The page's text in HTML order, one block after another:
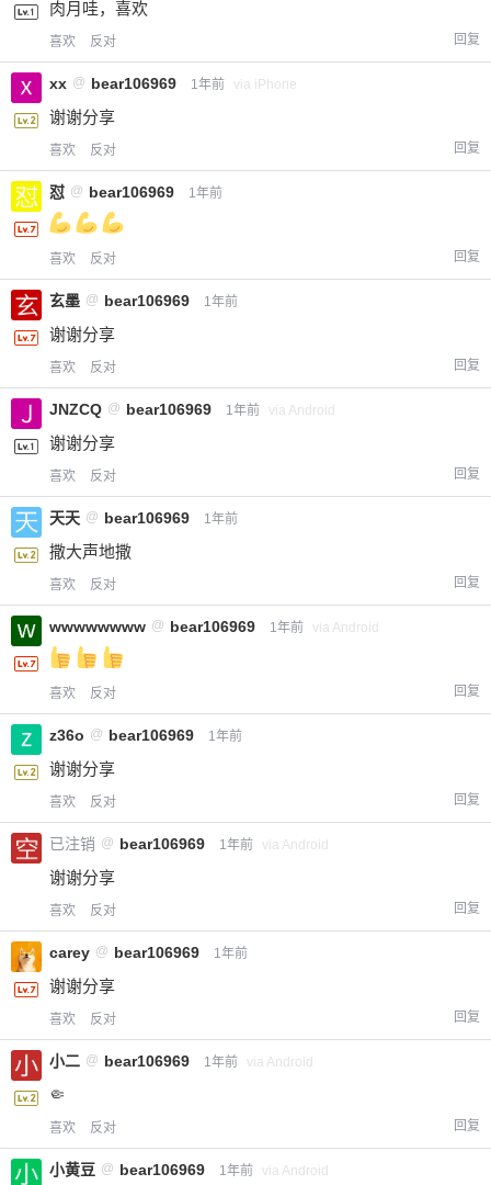
肉月哇，喜欢
喜欢 反对 回复
xx @ bear106969 1年前 via iPhone
谢谢分享
喜欢 反对 回复
怼 @ bear106969 1年前
喜欢 反对 回复
玄墨 @ bear106969 1年前
谢谢分享
喜欢 反对 回复
JNZCQ @ bear106969 1年前 via Android
谢谢分享
喜欢 反对 回复
天天 @ bear106969 1年前
撒大声地撒
喜欢 反对 回复
wwwwwwww @ bear106969 1年前 via Android
喜欢 反对 回复
z36o @ bear106969 1年前
谢谢分享
喜欢 反对 回复
已注销 @ bear106969 1年前 via Android
谢谢分享
喜欢 反对 回复
carey @ bear106969 1年前
谢谢分享
喜欢 反对 回复
小二 @ bear106969 1年前 via Android
🤏
喜欢 反对 回复
小黄豆 @ bear106969 1年前 via Android